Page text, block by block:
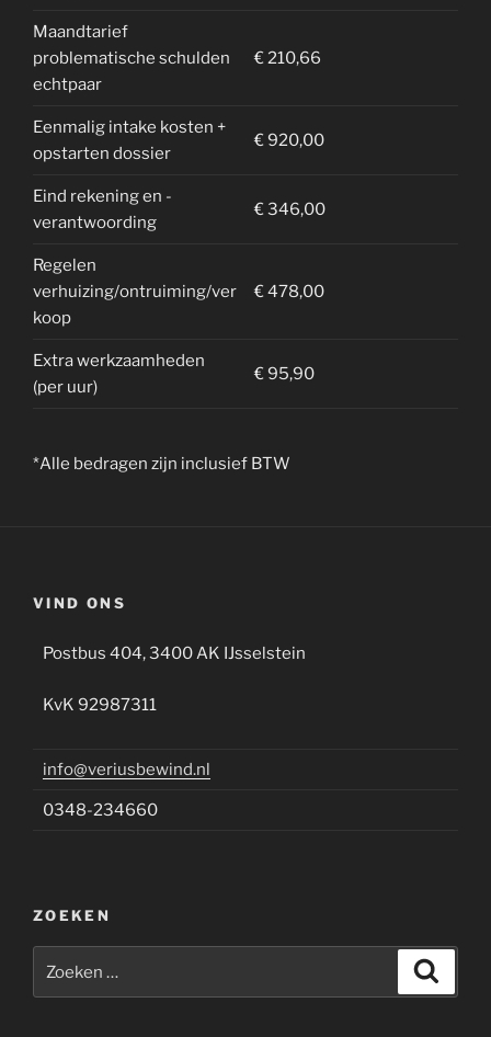
Maandtarief
problematische schulden
echtpaar
€ 210,66
Eenmalig intake kosten +
opstarten dossier
€ 920,00
Eind rekening en -
verantwoording
€ 346,00
Regelen
verhuizing/ontruiming/ver
koop
€ 478,00
Extra werkzaamheden
(per uur)
€ 95,90
*Alle bedragen zijn inclusief BTW
VIND ONS
Postbus 404, 3400 AK IJsselstein
KvK 92987311
info@veriusbewind.nl
0348-234660
ZOEKEN
naar: